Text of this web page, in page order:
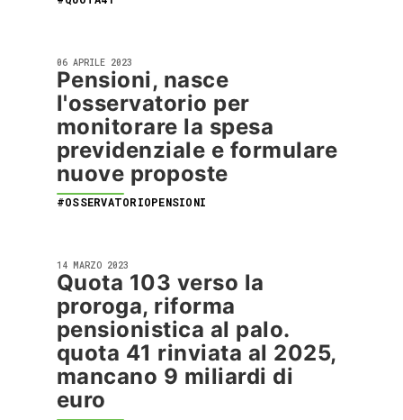
06 APRILE 2023
Pensioni, nasce
l'osservatorio per
monitorare la spesa
previdenziale e formulare
nuove proposte
#OSSERVATORIOPENSIONI
14 MARZO 2023
Quota 103 verso la
proroga, riforma
pensionistica al palo.
quota 41 rinviata al 2025,
mancano 9 miliardi di
euro